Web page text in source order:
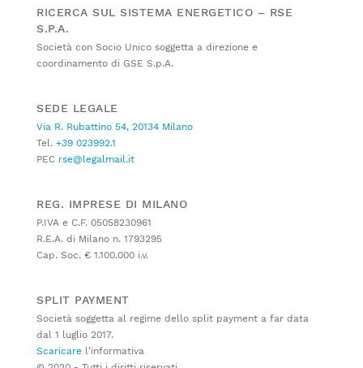
RICERCA SUL SISTEMA ENERGETICO – RSE
S.P.A.
Società con Socio Unico soggetta a direzione e
coordinamento di GSE S.p.A.
SEDE LEGALE
Via R. Rubattino 54, 20134 Milano
Tel. +39 023992.1
PEC rse@legalmail.it
REG. IMPRESE DI MILANO
P.IVA e C.F. 05058230961
R.E.A. di Milano n. 1793295
Cap. Soc. € 1.100.000 i.v.
SPLIT PAYMENT
Società soggetta al regime dello split payment a far data
dal 1 luglio 2017.
Scaricare l’informativa